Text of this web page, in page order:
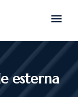
menu
esterna